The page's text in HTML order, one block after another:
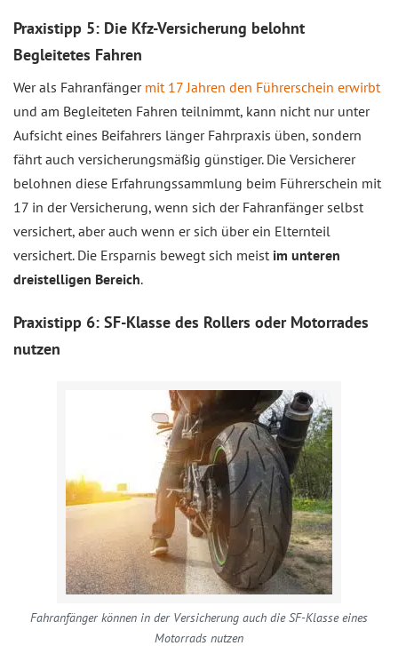
Praxistipp 5: Die Kfz-Versicherung belohnt
Begleitetes Fahren
Wer als Fahranfänger mit 17 Jahren den Führerschein erwirbt
und am Begleiteten Fahren teilnimmt, kann nicht nur unter
Aufsicht eines Beifahrers länger Fahrpraxis üben, sondern
fährt auch versicherungsmäßig günstiger. Die Versicherer
belohnen diese Erfahrungssammlung beim Führerschein mit
17 in der Versicherung, wenn sich der Fahranfänger selbst
versichert, aber auch wenn er sich über ein Elternteil
versichert. Die Ersparnis bewegt sich meist im unteren
dreistelligen Bereich.
Praxistipp 6: SF-Klasse des Rollers oder Motorrades
nutzen
Fahranfänger können in der Versicherung auch die SF-Klasse eines
Motorrads nutzen